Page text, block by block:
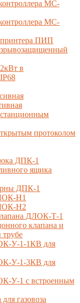
МС-
МС-
принтера ПИП
в
протоколом
ДПК-1
ящика
ДПК-1
Н1
Н2
ДЛОК-Т-1
клапана и
трубе
У-1-1КВ для
У-1-3КВ для
У-1 с встроенным
газовоза